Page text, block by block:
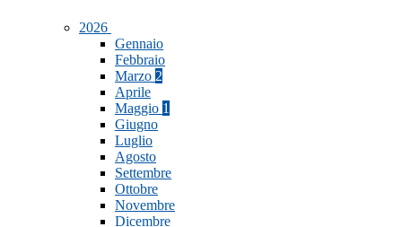
2026
Gennaio
Febbraio
Marzo 2
Aprile
Maggio 1
Giugno
Luglio
Agosto
Settembre
Ottobre
Novembre
Dicembre